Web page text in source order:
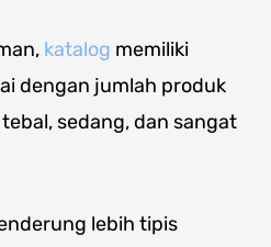
katalog memiliki
dengan jumlah produk
sedang, dan sangat
lebih tipis